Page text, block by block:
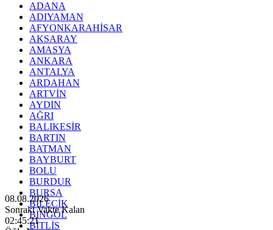
ADANA
ADIYAMAN
AFYONKARAHİSAR
AKSARAY
AMASYA
ANKARA
ANTALYA
ARDAHAN
ARTVİN
AYDIN
AĞRI
BALIKESİR
BARTIN
BATMAN
BAYBURT
BOLU
BURDUR
BURSA
BİLECİK
BİNGÖL
BİTLİS
08.08.2026
Sonraki Vakte Kalan
02:45:19